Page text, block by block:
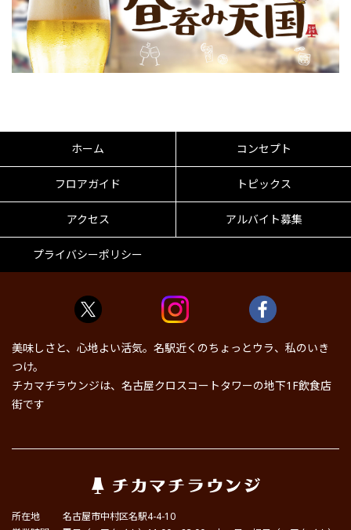
ホーム コンセプト
フロアガイド トピックス
アクセス アルバイト募集
プライバシーポリシー
美味しさと、心地よい活気。名駅近くのちょっとウラ、私のいき
つけ。
チカマチラウンジは、名古屋クロスコートタワーの地下1F飲食店
街です
所在地
名古屋市中村区名駅4-4-10